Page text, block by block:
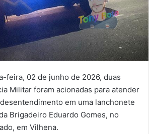
feira, 02 de junho de 2026, duas
Militar foram acionadas para atender
em uma lanchonete
Brigadeiro Eduardo Gomes, no
em Vilhena.